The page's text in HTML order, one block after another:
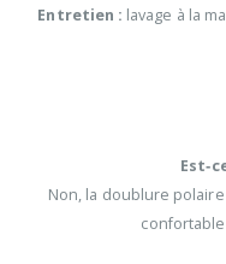
Entretien : lavage à la
Non, la doublure